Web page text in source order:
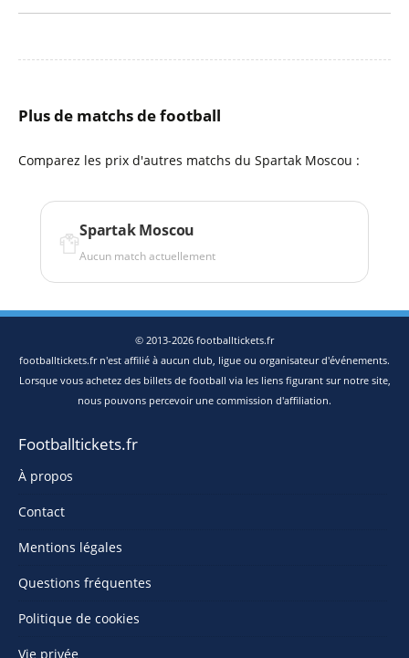
Plus de matchs de football
Comparez les prix d'autres matchs du Spartak Moscou :
Spartak Moscou
Aucun match actuellement
© 2013-2026 footballtickets.fr
footballtickets.fr n'est affilié à aucun club, ligue ou organisateur d'événements.
Lorsque vous achetez des billets de football via les liens figurant sur notre site,
nous pouvons percevoir une commission d'affiliation.
Footballtickets.fr
À propos
Contact
Mentions légales
Questions fréquentes
Politique de cookies
Vie privée